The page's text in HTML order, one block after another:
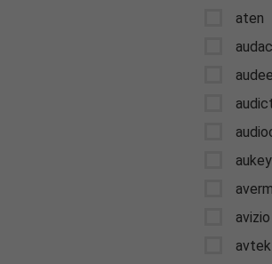
aten
audac
aukey
avtek